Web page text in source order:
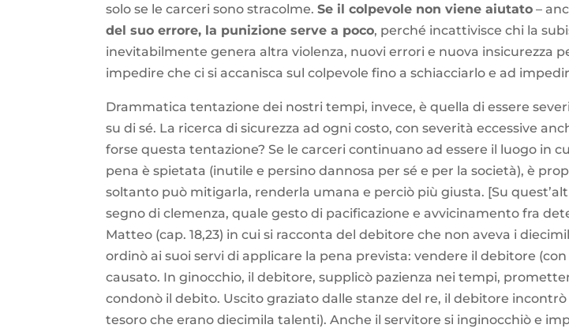
solo se le carceri sono stracolme.Se il colpevole non viene aiutato –
del suo errore, la punizione serve a poco, perché incattivisce chi la
inevitabilmente genera altra violenza, nuovi errori e nuova insicurezza
impedire che ci si accanisca sul colpevole fino a schiacciarlo e ad
Drammatica tentazione dei nostri tempi, invece, è quella di essere
su di sé. La ricerca di sicurezza ad ogni costo, con severità eccessive
forse questa tentazione? Se le carceri continuano ad essere il luogo in
pena è spietata (inutile e persino dannosa per sé e per la società), è
soltanto può mitigarla, renderla umana e perciò più giusta. [Su
segno di clemenza, quale gesto di pacificazione e avvicinamento fra
Matteo (cap. 18,23) in cui si racconta del debitore che non aveva i
ordinò ai suoi servi di applicare la pena prevista: vendere il debitore
causato. In ginocchio, il debitore, supplicò pazienza nei tempi,
condonò il debito. Uscito graziato dalle stanze del re, il debitore
tesoro che erano diecimila talenti). Anche il servitore si inginocchiò e